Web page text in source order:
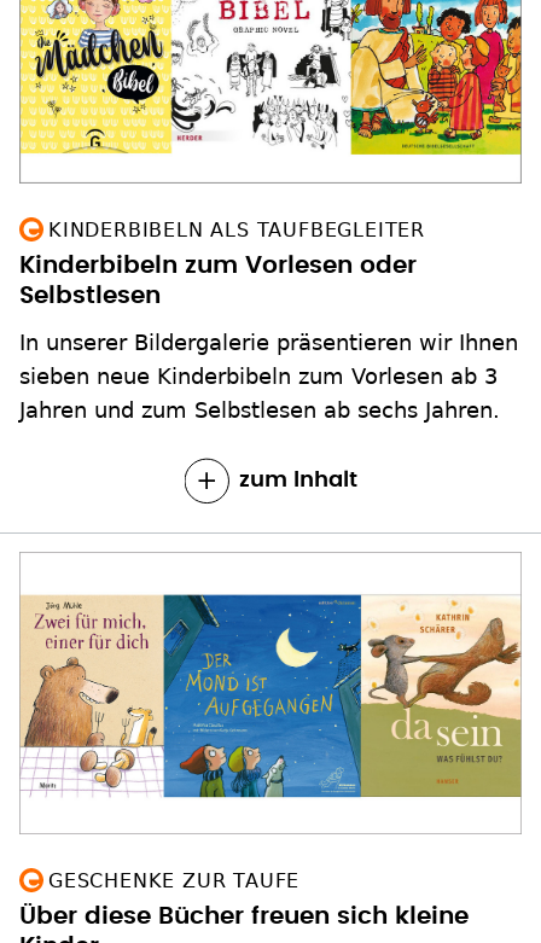
KINDERBIBELN ALS TAUFBEGLEITER
Kinderbibeln zum Vorlesen oder
Selbstlesen
In unserer Bildergalerie präsentieren wir Ihnen
sieben neue Kinderbibeln zum Vorlesen ab 3
Jahren und zum Selbstlesen ab sechs Jahren.
zum Inhalt
GESCHENKE ZUR TAUFE
Über diese Bücher freuen sich kleine